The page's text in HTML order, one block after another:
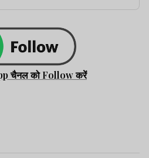
चैनल को Follow करें